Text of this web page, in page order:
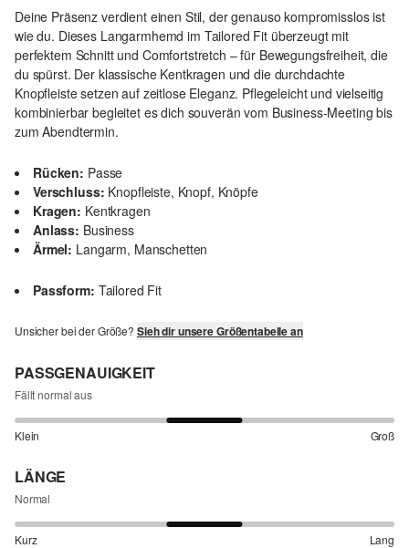
Deine Präsenz verdient einen Stil, der genauso kompromisslos ist
wie du. Dieses Langarmhemd im Tailored Fit überzeugt mit
perfektem Schnitt und Comfortstretch – für Bewegungsfreiheit, die
du spürst. Der klassische Kentkragen und die durchdachte
Knopfleiste setzen auf zeitlose Eleganz. Pflegeleicht und vielseitig
kombinierbar begleitet es dich souverän vom Business-Meeting bis
zum Abendtermin.
Rücken: Passe
Verschluss: Knopfleiste, Knopf, Knöpfe
Kragen: Kentkragen
Anlass: Business
Ärmel: Langarm, Manschetten
Passform: Tailored Fit
Unsicher bei der Größe? Sieh dir unsere Größentabelle an
PASSGENAUIGKEIT
Fällt normal aus
Klein Groß
LÄNGE
Normal
Kurz Lang